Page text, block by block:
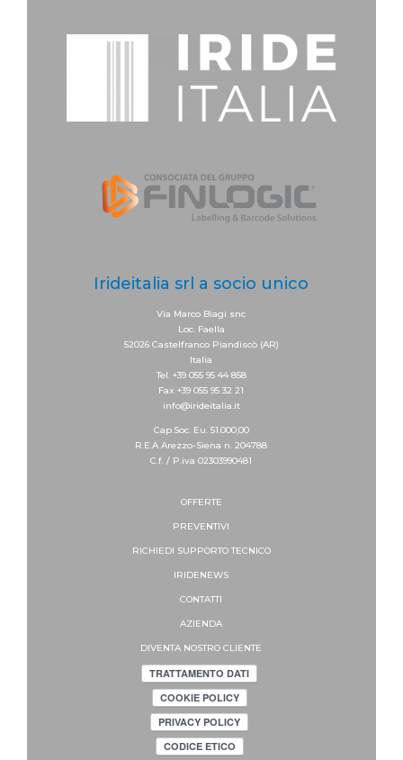
Irideitalia srl a socio unico
Via Marco Biagi snc
Loc. Faella
52026 Castelfranco Piandiscò (AR)
Italia
Tel. +39 055 95 44 858
Fax +39 055 95 32 21
info@irideitalia.it
Cap.Soc. Eu. 51.000,00
R.E.A Arezzo-Siena n. 204788
C.f. / P.iva 02303990481
OFFERTE
PREVENTIVI
RICHIEDI SUPPORTOTECNICO
IRIDENEWS
CONTATTI
AZIENDA
DIVENTA NOSTRO CLIENTE